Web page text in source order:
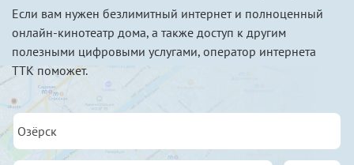
Если вам нужен безлимитный интернет и полноценный
онлайн-кинотеатр дома, а также доступ к другим
полезными цифровыми услугами, оператор интернета
ТТК поможет.